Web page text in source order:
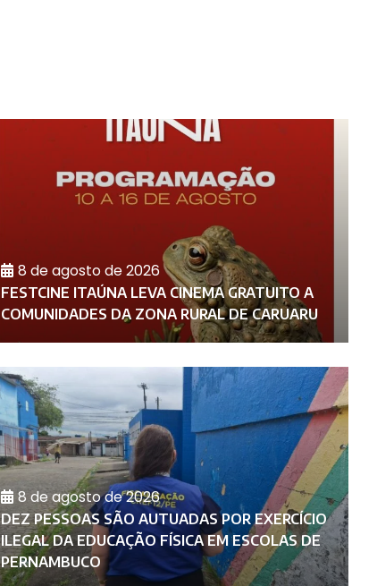
8 de agosto de 2026
FESTCINE ITAÚNA LEVA CINEMA GRATUITO A
COMUNIDADES DA ZONA RURAL DE CARUARU
8 de agosto de 2026
DEZ PESSOAS SÃO AUTUADAS POR EXERCÍCIO
ILEGAL DA EDUCAÇÃO FÍSICA EM ESCOLAS DE
PERNAMBUCO